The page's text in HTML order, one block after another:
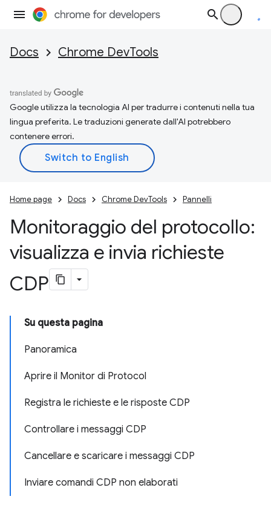
Docs Chrome DevTools
Google utilizza la tecnologia AI per tradurre i contenuti nella tua
lingua preferita. Le traduzioni generate dall'AI potrebbero
contenere errori.
Home page Docs Chrome DevTools Pannelli
Monitoraggio del protocollo:
visualizza e invia richieste
CDP
Su questa pagina
Panoramica
Aprire il Monitor di Protocol
Registra le richieste e le risposte CDP
Controllare i messaggi CDP
Cancellare e scaricare i messaggi CDP
Inviare comandi CDP non elaborati